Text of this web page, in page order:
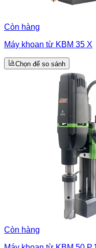
Còn hàng
Máy khoan từ KBM 35 X
Chọn để so sánh
Còn hàng